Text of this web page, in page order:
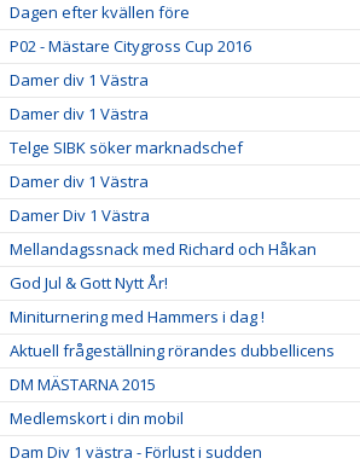
Dagen efter kvällen före
P02 - Mästare Citygross Cup 2016
Damer div 1 Västra
Damer div 1 Västra
Telge SIBK söker marknadschef
Damer div 1 Västra
Damer Div 1 Västra
Mellandagssnack med Richard och Håkan
God Jul & Gott Nytt År!
Miniturnering med Hammers i dag !
Aktuell frågeställning rörandes dubbellicens
DM MÄSTARNA 2015
Medlemskort i din mobil
Dam Div 1 västra - Förlust i sudden